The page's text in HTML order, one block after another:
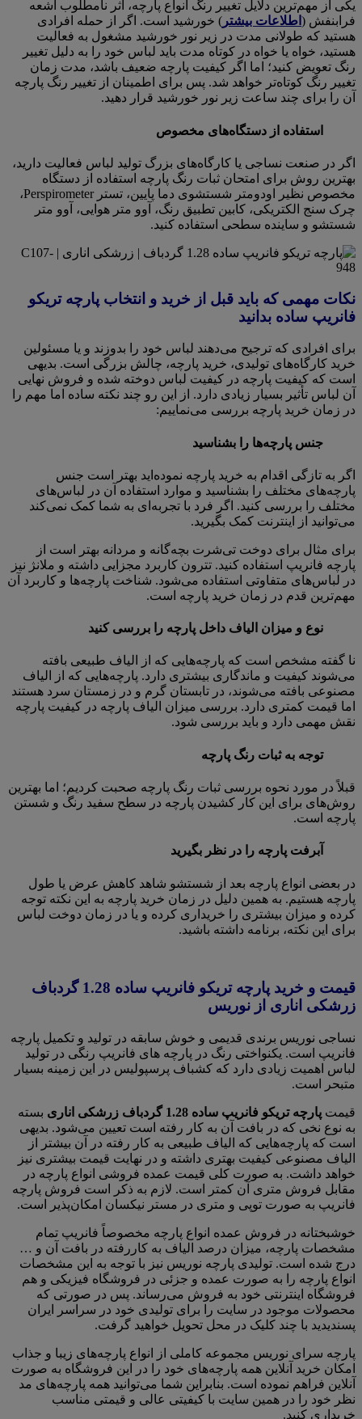
یکی از مهم‌ترین دلایل تغییر رنگ انواع پارچه، اثر نامطلوب اشعه
فرابنفش ( اطلاعات بیشتر ) خورشید است. اگر از حمله افرادی
هستید که طولانی مدت در زیر نور خورشید مشغول به فعالیت
هستید، خواه یا خواه در کوتاه مدت باید لباس خود را به دلیل تغییر
رنگ تعویض کنید؛ اما اگر کیفیت پارچه ضعیف باشد، مدت زمان
تغییر رنگ کوتاه‌تر خواهد شد. پس برای اطمینان از تغییر رنگ پارچه
آن را برای چند ساعت زیر نور خورشید قرار دهید.
استفاده از دستگاه‌های مخصوص
اگر در صنعت نساجی یا کارگاه‌های بزرگ تولید لباس فعالیت دارید،
بهترین روش برای امتحان ثبات رنگ پارچه استفاده از دستگاه
مخصوص نظیر اودومتر شستشوی دما پایین، تستر Perspirometer،
چرک سنج الکتریکی، کابین تطبیق رنگ، آوو متر هوایی، آوو متر
شستشو و ساینده سطحی استفاده کنید.
نکات مهمی که باید قبل از خرید و انتخاب پارچه تریکو
فانریپ ساده بدانید
برای افرادی که ترجیح می‌دهند لباس خود را بدوزند و یا مسئولین
خرید کارگاه‌های تولیدی، خرید پارچه، چالش بزرگی است. بدیهی
است که کیفیت پارچه در کیفیت لباس دوخته شده و فروش نهایی
آن لباس تأثیر بسیار زیادی دارد. از این رو چند نکته ساده اما مهم را
در زمان خرید پارچه بررسی می‌نماییم:
جنس پارچه‌ها را بشناسید
اگر به تازگی اقدام به خرید پارچه نموده‌اید بهتر است جنس
پارچه‌های مختلف را بشناسید و موارد استفاده آن در لباس‌های
مختلف را بررسی کنید. اگر فرد با تجربه‌ای به شما کمک نمی‌کند
می‌توانید از اینترنت کمک بگیرید.
برای مثال برای دوخت تی‌شرت بچه‌گانه و مردانه بهتر است از
پارچه فانریپ استفاده کنید. تترون کاربرد مجزایی داشته و ملانژ نیز
در لباس‌های متفاوتی استفاده می‌شود. شناخت پارچه‌ها و کاربرد آن
مهم‌ترین قدم در زمان خرید پارچه است.
نوع و میزان الیاف داخل پارچه را بررسی کنید
نا گفته مشخص است که پارچه‌هایی که از الیاف طبیعی بافته
می‌شوند کیفیت و ماندگاری بیشتری دارد. پارچه‌هایی که از الیاف
مصنوعی بافته می‌شوند، در تابستان گرم و در زمستان سرد هستند
اما قیمت کمتری دارد. بررسی میزان الیاف پارچه در کیفیت پارچه
نقش مهمی دارد و باید بررسی شود.
توجه به ثبات رنگ پارچه
قبلاً در مورد نحوه بررسی ثبات رنگ پارچه صحبت کردیم؛ اما بهترین
روش‌های برای این کار کشیدن پارچه در سطح سفید رنگ و شستن
پارچه است.
آبرفت پارچه را در نظر بگیرید
در بعضی انواع پارچه بعد از شستشو شاهد کاهش عرض یا طول
پارچه هستیم. به همین دلیل در زمان خرید پارچه به این نکته توجه
کرده و میزان بیشتری را خریداری کرده و یا در زمان دوخت لباس
برای این نکته، برنامه داشته باشید.
قیمت و خرید پارچه تریکو فانریپ ساده 1.28 گردباف
زرشکی اناری از نوریس
نساجی نوریس برندی قدیمی و خوش سابقه در تولید و تکمیل پارچه
فانریپ است. یکنواختی رنگ در پارچه های فانریپ رنگی در تولید
لباس اهمیت زیادی دارد که کشباف پرسپولیس در این زمینه بسیار
متبحر است.
قیمت پارچه تریکو فانریپ ساده 1.28 گردباف زرشکی اناری
بسته
به نوع نخی که در بافت آن به کار رفته است تعیین می‌شود. بدیهی
است که پارچه‌هایی که الیاف طبیعی به کار رفته در آن بیشتر از
الیاف مصنوعی کیفیت بهتری داشته و در نهایت قیمت بیشتری نیز
خواهد داشت. به صورت کلی قیمت عمده فروشی انواع پارچه در
مقابل فروش متری آن کمتر است. لازم به ذکر است فروش پارچه
فانریپ به صورت توپی و متری در مستر نیکسان امکان‌پذیر است.
خوشبختانه در فروش عمده انواع پارچه مخصوصاً فانریپ تمام
مشخصات پارچه، میزان درصد الیاف به کاررفته در بافت آن و …
درج شده است. تولیدی پارچه نوریس نیز با توجه به این مشخصات
انواع پارچه را به صورت عمده و جزئی در فروشگاه فیزیکی و هم
فروشگاه اینترنتی خود به فروش می‌رساند. پس در صورتی که
محصولات موجود در سایت را برای تولیدی خود در سراسر ایران
پسندیدید با چند کلیک در محل تحویل خواهید گرفت.
پارچه سرای نوریس مجموعه کاملی از انواع پارچه‌های زیبا و جذاب
امکان خرید آنلاین همه پارچه‌های خود را در این فروشگاه به صورت
آنلاین فراهم نموده است. بنابراین شما می‌توانید همه پارچه‌های مد
نظر خود را در همین سایت با کیفیتی عالی و قیمتی مناسب
خریداری کنید.